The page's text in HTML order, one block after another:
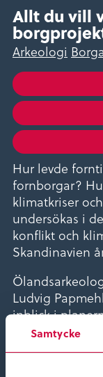
Samtycke
Allt du vill
Arkeologi
Hur levde
fornborgar?
klimatkriser
undersökas i
konflikt och
Skandinavien
Ludvig
inblick i
om hur
hoppas kunna